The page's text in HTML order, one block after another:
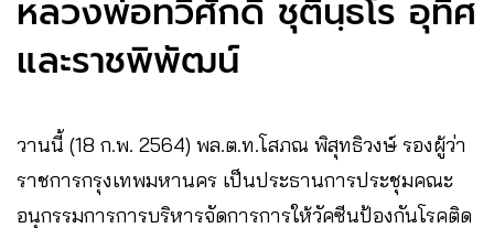
หลวงพ่อทวีศักดิ์ ชุตินฺธโร อุทิศ
และราชพิพัฒน์​
วานนี้​ (18 ก.พ. 2564)​ พล.ต.ท.โสภณ พิสุทธิวงษ์ รองผู้ว่า
ราชการกรุงเทพมหานคร เป็นประธานการประชุมคณะ
อนุกรรมการการบริหารจัดการการให้วัคซีนป้องกันโรคติด